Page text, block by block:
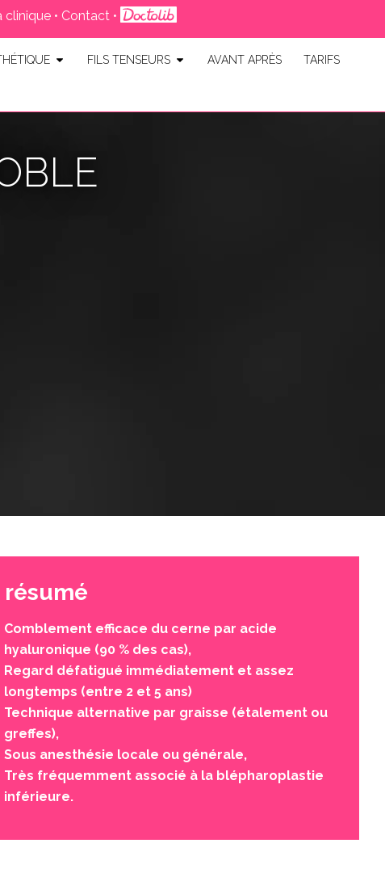
clinique• Contact •
FILS TENSEURS AVANT APRÈS TARIFS
résumé
Comblement efficace du cerne par acide
hyaluronique (90 % des cas),
Regard défatigué immédiatement et assez
longtemps (entre 2 et 5 ans)
Technique alternative par graisse (étalement ou
greffes),
Sous anesthésie locale ou générale,
Très fréquemment associé à la blépharoplastie
inférieure.